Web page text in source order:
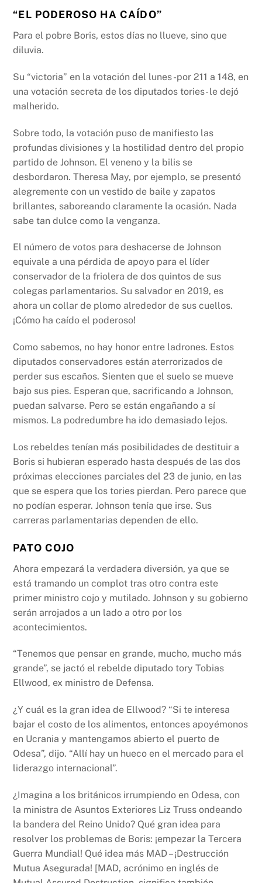
“EL PODEROSO HA CAÍDO”
Para el pobre Boris, estos días no llueve, sino que
diluvia.
Su “victoria” en la votación del lunes -por 211 a 148, en
una votación secreta de los diputados tories- le dejó
malherido.
Sobre todo, la votación puso de manifiesto las
profundas divisiones y la hostilidad dentro del propio
partido de Johnson. El veneno y la bilis se
desbordaron. Theresa May, por ejemplo, se presentó
alegremente con un vestido de baile y zapatos
brillantes, saboreando claramente la ocasión. Nada
sabe tan dulce como la venganza.
El número de votos para deshacerse de Johnson
equivale a una pérdida de apoyo para el líder
conservador de la friolera de dos quintos de sus
colegas parlamentarios. Su salvador en 2019, es
ahora un collar de plomo alrededor de sus cuellos.
¡Cómo ha caído el poderoso!
Como sabemos, no hay honor entre ladrones. Estos
diputados conservadores están aterrorizados de
perder sus escaños. Sienten que el suelo se mueve
bajo sus pies. Esperan que, sacrificando a Johnson,
puedan salvarse. Pero se están engañando a sí
mismos. La podredumbre ha ido demasiado lejos.
Los rebeldes tenían más posibilidades de destituir a
Boris si hubieran esperado hasta después de las dos
próximas elecciones parciales del 23 de junio, en las
que se espera que los tories pierdan. Pero parece que
no podían esperar. Johnson tenía que irse. Sus
carreras parlamentarias dependen de ello.
PATO COJO
Ahora empezará la verdadera diversión, ya que se
está tramando un complot tras otro contra este
primer ministro cojo y mutilado. Johnson y su gobierno
serán arrojados a un lado a otro por los
acontecimientos.
“Tenemos que pensar en grande, mucho, mucho más
grande”, se jactó el rebelde diputado tory Tobias
Ellwood, ex ministro de Defensa.
¿Y cuál es la gran idea de Ellwood? “Si te interesa
bajar el costo de los alimentos, entonces apoyémonos
en Ucrania y mantengamos abierto el puerto de
Odesa”, dijo. “Allí hay un hueco en el mercado para el
liderazgo internacional”.
¿Imagina a los británicos irrumpiendo en Odesa, con
la ministra de Asuntos Exteriores Liz Truss ondeando
la bandera del Reino Unido? Qué gran idea para
resolver los problemas de Boris: ¡empezar la Tercera
Guerra Mundial! Qué idea más MAD – ¡Destrucción
Mutua Asegurada! [MAD, acrónimo en inglés de